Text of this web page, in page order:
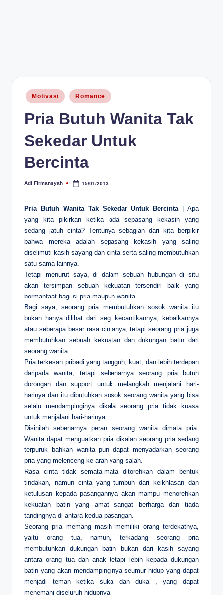
Posted
in
Motivasi Romance
Pria Butuh Wanita Tak
Sekedar Untuk
Bercinta
Posted
Adi Firmansyah 15/01/2013
Pria Butuh Wanita Tak Sekedar Untuk Bercinta| Apa
yang kita pikirkan ketika ada sepasang kekasih yang
sedang jatuh cinta? Tentunya sebagian dari kita berpikir
bahwa mereka adalah sepasang kekasih yang saling
diselimuti kasih sayang dan cinta serta saling membutuhkan
satu sama lainnya.
Tetapi menurut saya, di dalam sebuah hubungan di situ
akan tersimpan sebuah kekuatan tersendiri baik yang
bermanfaat bagi si pria maupun wanita.
Bagi saya, seorang pria membutuhkan sosok wanita itu
bukan hanya dilihat dari segi kecantikannya, kebaikannya
atau seberapa besar rasa cintanya, tetapi seorang pria juga
membutuhkan sebuah kekuatan dan dukungan batin dari
seorang wanita.
Pria terkesan pribadi yang tangguh, kuat, dan lebih terdepan
daripada wanita, tetapi sebenarnya seorang pria butuh
dorongan dan support untuk melangkah menjalani hari-
harinya dan itu dibutuhkan sosok seorang wanita yang bisa
selalu mendampinginya dikala seorang pria tidak kuasa
untuk menjalani hari-harinya.
Disinilah sebenarnya peran seorang wanita dimata pria.
Wanita dapat menguatkan pria dikalan seorang pria sedang
terpuruk bahkan wanita pun dapat menyadarkan seorang
pria yang melenceng ke arah yang salah.
Rasa cinta tidak semata-mata ditorehkan dalam bentuk
tindakan, namun cinta yang tumbuh dari keikhlasan dan
ketulusan kepada pasangannya akan mampu menorehkan
kekuatan batin yang amat sangat berharga dan tiada
tandingnya di antara kedua pasangan.
Seorang pria memang masih memiliki orang terdekatnya,
yaitu orang tua, namun, terkadang seorang pria
membutuhkan dukungan batin bukan dari kasih sayang
antara orang tua dan anak tetapi lebih kepada dukungan
batin yang akan mendampinginya seumur hidup yang dapat
menjadi teman ketika suka dan duka , yang dapat
menemani diseluruh hidupnya.